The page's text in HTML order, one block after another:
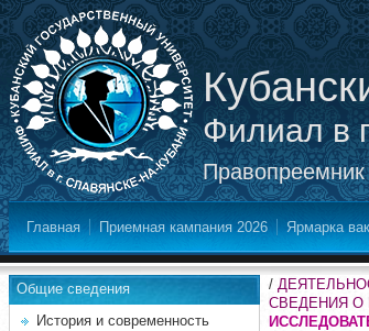
Филиал в
Правопреемник
Главная Приемная кампания 2026 Ярмарка
Общие сведения
История и современность
/
СВЕДЕНИЯ О